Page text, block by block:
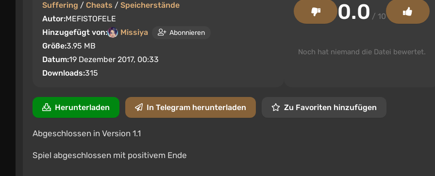
Suffering / Cheats / Speicherstände
Autor:MEFISTOFELE
Hinzugefügt von:
Missiya Abonnieren
Größe:3.95 MB
Datum:19 Dezember 2017, 00:33
Downloads:315
0.0 / 10
Noch hat niemand die Datei bewertet.
Herunterladen In Telegram herunterladen Zu Favoriten hinzufügen
Abgeschlossen in Version 1.1
Spiel abgeschlossen mit positivem Ende